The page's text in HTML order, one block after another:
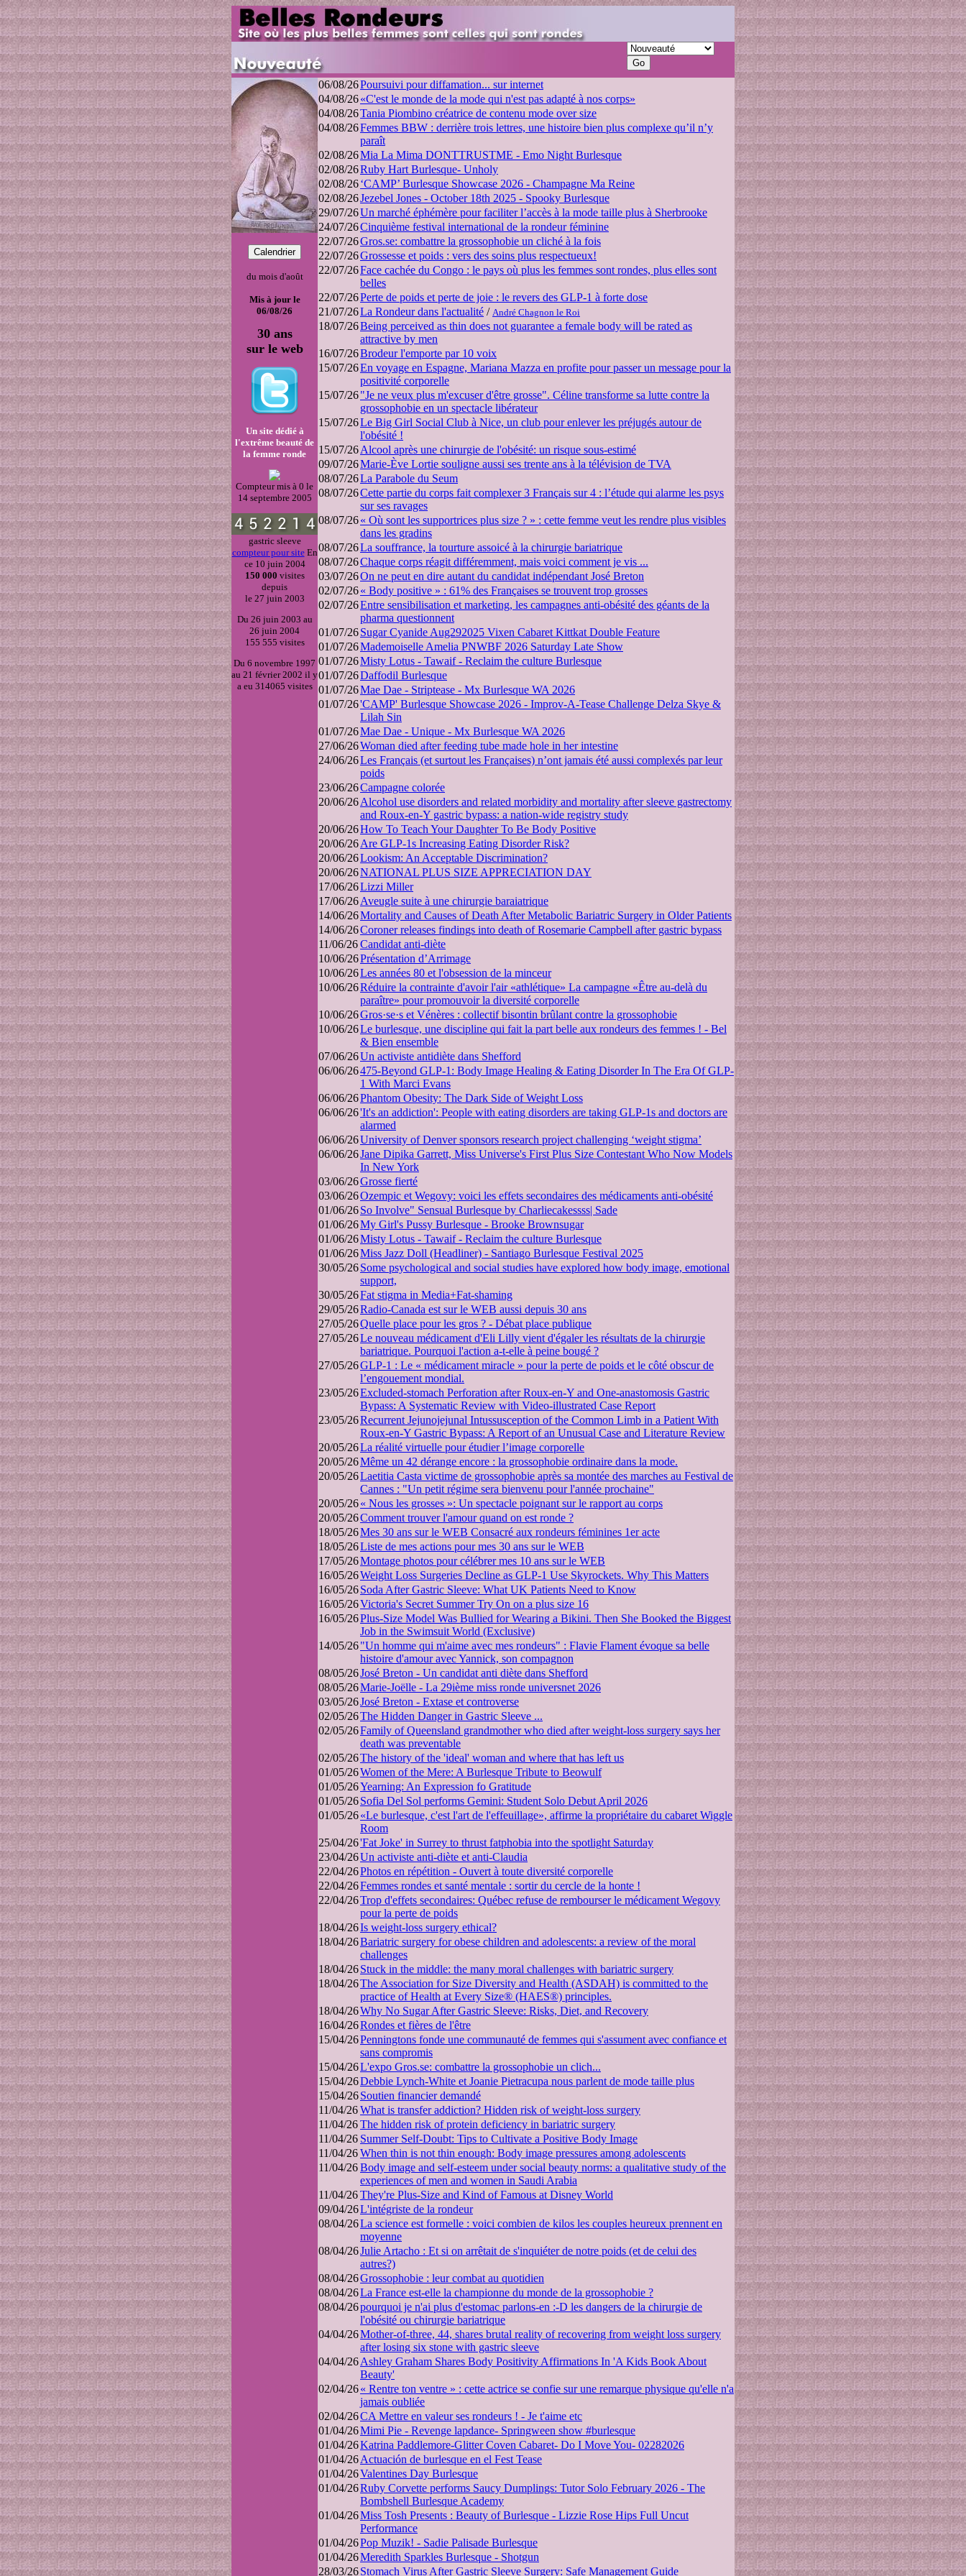
du mois d'août
Mis à jour le
06/08/26
30 ans
sur le web
Un site dédié à
l'extrême beauté de
la femme ronde
Compteur mis à 0 le
14 septembre 2005
gastric sleeve
compteur pour site En
ce 10 juin 2004
150 000 visites
depuis
le 27 juin 2003
Du 26 juin 2003 au
26 juin 2004
155 555 visites
Du 6 novembre 1997
au 21 février 2002 il y
a eu 314065 visites
06/08/26Poursuivi pour diffamation... sur internet
04/08/26«C'est le monde de la mode qui n'est pas adapté à nos corps»
04/08/26Tania Piombino créatrice de contenu mode over size
04/08/26Femmes BBW : derrière trois lettres, une histoire bien plus complexe qu’il n’y
paraît
02/08/26Mia La Mima DONTTRUSTME - Emo Night Burlesque
02/08/26Ruby Hart Burlesque- Unholy
02/08/26‘CAMP’ Burlesque Showcase 2026 - Champagne Ma Reine
02/08/26Jezebel Jones - October 18th 2025 - Spooky Burlesque
29/07/26Un marché éphémère pour faciliter l’accès à la mode taille plus à Sherbrooke
24/07/26Cinquième festival international de la rondeur féminine
22/07/26Gros.se: combattre la grossophobie un cliché à la fois
22/07/26Grossesse et poids : vers des soins plus respectueux!
22/07/26Face cachée du Congo : le pays où plus les femmes sont rondes, plus elles sont
belles
22/07/26Perte de poids et perte de joie : le revers des GLP-1 à forte dose
21/07/26La Rondeur dans l'actualité / André Chagnon le Roi
18/07/26Being perceived as thin does not guarantee a female body will be rated as
attractive by men
16/07/26Brodeur l'emporte par 10 voix
15/07/26En voyage en Espagne, Mariana Mazza en profite pour passer un message pour la
positivité corporelle
15/07/26"Je ne veux plus m'excuser d'être grosse". Céline transforme sa lutte contre la
grossophobie en un spectacle libérateur
15/07/26Le Big Girl Social Club à Nice, un club pour enlever les préjugés autour de
l'obésité !
15/07/26Alcool après une chirurgie de l'obésité: un risque sous-estimé
09/07/26Marie-Ève Lortie souligne aussi ses trente ans à la télévision de TVA
08/07/26La Parabole du Seum
08/07/26Cette partie du corps fait complexer 3 Français sur 4 : l’étude qui alarme les psys
sur ses ravages
08/07/26« Où sont les supportrices plus size ? » : cette femme veut les rendre plus visibles
dans les gradins
08/07/26La souffrance, la tourture assoicé à la chirurgie bariatrique
08/07/26Chaque corps réagit différemment, mais voici comment je vis ...
03/07/26On ne peut en dire autant du candidat indépendant José Breton
02/07/26« Body positive » : 61% des Françaises se trouvent trop grosses
02/07/26Entre sensibilisation et marketing, les campagnes anti-obésité des géants de la
pharma questionnent
01/07/26Sugar Cyanide Aug292025 Vixen Cabaret Kittkat Double Feature
01/07/26Mademoiselle Amelia PNWBF 2026 Saturday Late Show
01/07/26Misty Lotus - Tawaif - Reclaim the culture Burlesque
01/07/26Daffodil Burlesque
01/07/26Mae Dae - Striptease - Mx Burlesque WA 2026
01/07/26'CAMP' Burlesque Showcase 2026 - Improv-A-Tease Challenge Delza Skye &
Lilah Sin
01/07/26Mae Dae - Unique - Mx Burlesque WA 2026
27/06/26Woman died after feed­ing tube made hole in her intest­ine
24/06/26Les Français (et surtout les Françaises) n’ont jamais été aussi complexés par leur
poids
23/06/26Campagne colorée
20/06/26Alcohol use disorders and related morbidity and mortality after sleeve gastrectomy
and Roux-en-Y gastric bypass: a nation-wide registry study
20/06/26How To Teach Your Daughter To Be Body Positive
20/06/26Are GLP-1s Increasing Eating Disorder Risk?
20/06/26Lookism: An Acceptable Discrimination?
20/06/26NATIONAL PLUS SIZE APPRECIATION DAY
17/06/26Lizzi Miller
17/06/26Aveugle suite à une chirurgie baraiatrique
14/06/26Mortality and Causes of Death After Metabolic Bariatric Surgery in Older Patients
14/06/26Coroner releases findings into death of Rosemarie Campbell after gastric bypass
11/06/26Candidat anti-diète
10/06/26Présentation d’Arrimage
10/06/26Les années 80 et l'obsession de la minceur
10/06/26Réduire la contrainte d'avoir l'air «athlétique» La campagne «Être au-delà du
paraître» pour promouvoir la diversité corporelle
10/06/26Gros·se·s et Vénères : collectif bisontin brûlant contre la grossophobie
10/06/26Le burlesque, une discipline qui fait la part belle aux rondeurs des femmes ! - Bel
& Bien ensemble
07/06/26Un activiste antidiète dans Shefford
06/06/26475-Beyond GLP-1: Body Image Healing & Eating Disorder In The Era Of GLP-
1 With Marci Evans
06/06/26Phantom Obesity: The Dark Side of Weight Loss
06/06/26'It's an addiction': People with eating disorders are taking GLP-1s and doctors are
alarmed
06/06/26University of Denver sponsors research project challenging ‘weight stigma’
06/06/26Jane Dipika Garrett, Miss Universe's First Plus Size Contestant Who Now Models
In New York
03/06/26Grosse fierté
03/06/26Ozempic et Wegovy: voici les effets secondaires des médicaments anti-obésité
01/06/26So Involve" Sensual Burlesque by Charliecakessss| Sade
01/06/26My Girl's Pussy Burlesque - Brooke Brownsugar
01/06/26Misty Lotus - Tawaif - Reclaim the culture Burlesque
01/06/26Miss Jazz Doll (Headliner) - Santiago Burlesque Festival 2025
30/05/26Some psychological and social studies have explored how body image, emotional
support,
30/05/26Fat stigma in Media+Fat-shaming
29/05/26Radio-Canada est sur le WEB aussi depuis 30 ans
27/05/26Quelle place pour les gros ? - Débat place publique
27/05/26Le nouveau médicament d'Eli Lilly vient d'égaler les résultats de la chirurgie
bariatrique. Pourquoi l'action a-t-elle à peine bougé ?
27/05/26GLP-1 : Le « médicament miracle » pour la perte de poids et le côté obscur de
l’engouement mondial.
23/05/26Excluded-stomach Perforation after Roux-en-Y and One-anastomosis Gastric
Bypass: A Systematic Review with Video-illustrated Case Report
23/05/26Recurrent Jejunojejunal Intussusception of the Common Limb in a Patient With
Roux-en-Y Gastric Bypass: A Report of an Unusual Case and Literature Review
20/05/26La réalité virtuelle pour étudier l’image corporelle
20/05/26Même un 42 dérange encore : la grossophobie ordinaire dans la mode.
20/05/26Laetitia Casta victime de grossophobie après sa montée des marches au Festival de
Cannes : "Un petit régime sera bienvenu pour l'année prochaine"
20/05/26« Nous les grosses »: Un spectacle poignant sur le rapport au corps
20/05/26Comment trouver l'amour quand on est ronde ?
18/05/26Mes 30 ans sur le WEB Consacré aux rondeurs féminines 1er acte
18/05/26Liste de mes actions pour mes 30 ans sur le WEB
17/05/26Montage photos pour célébrer mes 10 ans sur le WEB
16/05/26Weight Loss Surgeries Decline as GLP-1 Use Skyrockets. Why This Matters
16/05/26Soda After Gastric Sleeve: What UK Patients Need to Know
16/05/26Victoria's Secret Summer Try On on a plus size 16
16/05/26Plus-Size Model Was Bullied for Wearing a Bikini. Then She Booked the Biggest
Job in the Swimsuit World (Exclusive)
14/05/26"Un homme qui m'aime avec mes rondeurs" : Flavie Flament évoque sa belle
histoire d'amour avec Yannick, son compagnon
08/05/26José Breton - Un candidat anti diète dans Shefford
08/05/26Marie-Joëlle - La 29ième miss ronde universnet 2026
03/05/26José Breton - Extase et controverse
02/05/26The Hidden Danger in Gastric Sleeve ...
02/05/26Family of Queensland grandmother who died after weight-loss surgery says her
death was preventable
02/05/26The history of the 'ideal' woman and where that has left us
01/05/26Women of the Mere: A Burlesque Tribute to Beowulf
01/05/26Yearning: An Expression fo Gratitude
01/05/26Sofia Del Sol performs Gemini: Student Solo Debut April 2026
01/05/26«Le burlesque, c'est l'art de l'effeuillage», affirme la propriétaire du cabaret Wiggle
Room
25/04/26'Fat Joke' in Surrey to thrust fatphobia into the spotlight Saturday
23/04/26Un activiste anti-diète et anti-Claudia
22/04/26Photos en répétition - Ouvert à toute diversité corporelle
22/04/26Femmes rondes et santé mentale : sortir du cercle de la honte !
22/04/26Trop d'effets secondaires: Québec refuse de rembourser le médicament Wegovy
pour la perte de poids
18/04/26Is weight-loss surgery ethical?
18/04/26Bariatric surgery for obese children and adolescents: a review of the moral
challenges
18/04/26Stuck in the middle: the many moral challenges with bariatric surgery
18/04/26The Association for Size Diversity and Health (ASDAH) is committed to the
practice of Health at Every Size® (HAES®) principles.
18/04/26Why No Sugar After Gastric Sleeve: Risks, Diet, and Recovery
16/04/26Rondes et fières de l'être
15/04/26Penningtons fonde une communauté de femmes qui s'assument avec confiance et
sans compromis
15/04/26L'expo Gros.se: combattre la grossophobie un clich...
15/04/26Debbie Lynch-White et Joanie Pietracupa nous parlent de mode taille plus
15/04/26Soutien financier demandé
11/04/26What is transfer addiction? Hidden risk of weight-loss surgery
11/04/26The hidden risk of protein deficiency in bariatric surgery
11/04/26 Summer Self-Doubt: Tips to Cultivate a Positive Body Image
11/04/26When thin is not thin enough: Body image pressures among adolescents
11/04/26Body image and self-esteem under social beauty norms: a qualitative study of the
experiences of men and women in Saudi Arabia
11/04/26They're Plus-Size and Kind of Famous at Disney World
09/04/26L'intégriste de la rondeur
08/04/26La science est formelle : voici combien de kilos les couples heureux prennent en
moyenne
08/04/26Julie Artacho : Et si on arrêtait de s'inquiéter de notre poids (et de celui des
autres?)
08/04/26Grossophobie : leur combat au quotidien
08/04/26La France est-elle la championne du monde de la grossophobie ?
08/04/26pourquoi je n'ai plus d'estomac parlons-en :-D les dangers de la chirurgie de
l'obésité ou chirurgie bariatrique
04/04/26Mother-of-three, 44, shares brutal reality of recovering from weight loss surgery
after losing six stone with gastric sleeve
04/04/26Ashley Graham Shares Body Positivity Affirmations In 'A Kids Book About
Beauty'
02/04/26« Rentre ton ventre » : cette actrice se confie sur une remarque physique qu'elle n'a
jamais oubliée
02/04/26CA Mettre en valeur ses rondeurs ! - Je t'aime etc
01/04/26Mimi Pie - Revenge lapdance- Springween show #burlesque
01/04/26Katrina Paddlemore-Glitter Coven Cabaret- Do I Move You- 02282026
01/04/26Actuación de burlesque en el Fest Tease
01/04/26Valentines Day Burlesque
01/04/26Ruby Corvette performs Saucy Dumplings: Tutor Solo February 2026 - The
Bombshell Burlesque Academy
01/04/26Miss Tosh Presents : Beauty of Burlesque - Lizzie Rose Hips Full Uncut
Performance
01/04/26Pop Muzik! - Sadie Palisade Burlesque
01/04/26Meredith Sparkles Burlesque - Shotgun
28/03/26Stomach Virus After Gastric Sleeve Surgery: Safe Management Guide